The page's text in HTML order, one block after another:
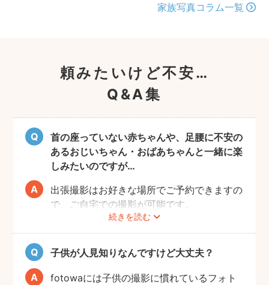
家族写真コラム一覧
頼みたいけど不安…
Q&A集
首の座っていない赤ちゃんや、足腰に不安の
あるおじいちゃん・おばあちゃんと一緒に楽
しみたいのですが…
続きを読む
出張撮影はお好きな場所でご予約できますの
で、ご自宅での撮影が可能です。
ご家族みなさんが撮りやすい場所をご指定い
ただければと思います。
子供が人見知りなんですけど大丈夫？
fotowaには子供の撮影に慣れているフォト